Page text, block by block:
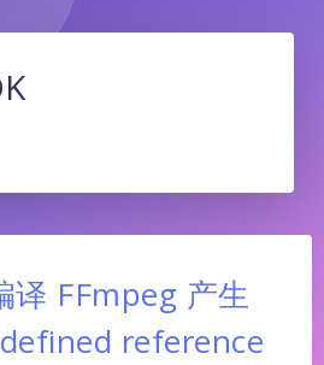
FFmpeg 产生
reference